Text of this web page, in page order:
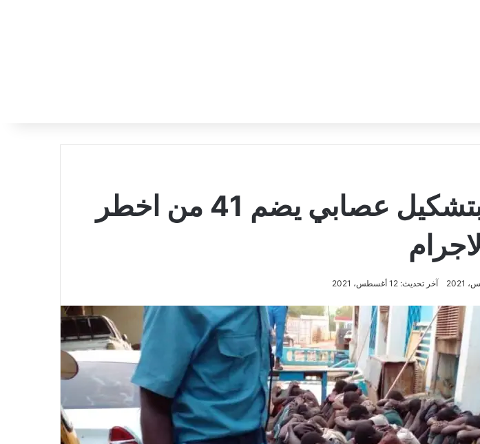
الاطاحة بتشكيل عصابي يضم 41 من اخطر
آخر تحديث: 12 أغسطس، 2021